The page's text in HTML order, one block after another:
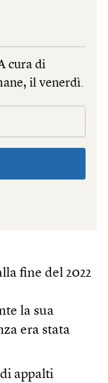
cura di
il venerdì.
fine del 2022
la sua
era stata
appalti